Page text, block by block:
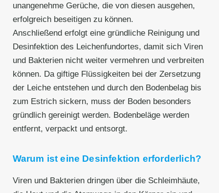
unangenehme Gerüche, die von diesen ausgehen,
erfolgreich beseitigen zu können.
Anschließend erfolgt eine gründliche Reinigung und
Desinfektion des Leichenfundortes, damit sich Viren
und Bakterien nicht weiter vermehren und verbreiten
können. Da giftige Flüssigkeiten bei der Zersetzung
der Leiche entstehen und durch den Bodenbelag bis
zum Estrich sickern, muss der Boden besonders
gründlich gereinigt werden. Bodenbeläge werden
entfernt, verpackt und entsorgt.
Warum ist eine Desinfektion erforderlich?
Viren und Bakterien dringen über die Schleimhäute,